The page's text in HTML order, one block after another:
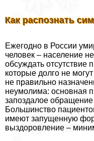
Как распознать
Ежегодно в России
человек – население
обсуждать отсутствие
которые долго не
не правильно
неумолима: основная
запоздалое
Большинство
имеют запущенную
выздоровление –